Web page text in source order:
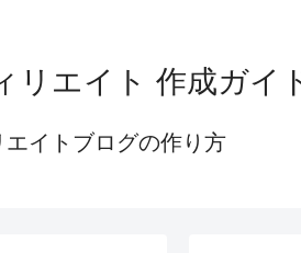
リエイト 作成ガイ
イトブログの作り方